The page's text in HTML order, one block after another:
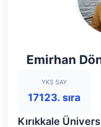
Emirhan
YKS SAY
17123. sıra
Kırıkkale